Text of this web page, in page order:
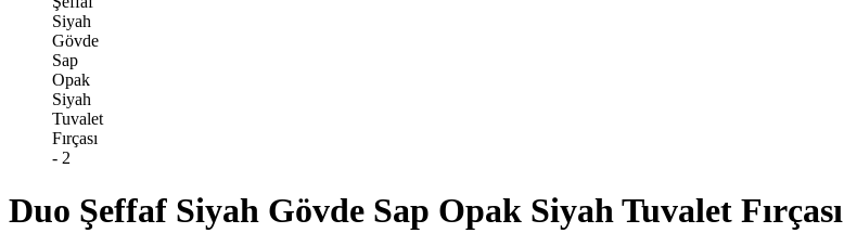
Duo Şeffaf Siyah Gövde Sap Opak Siyah Tuvalet Fırçası